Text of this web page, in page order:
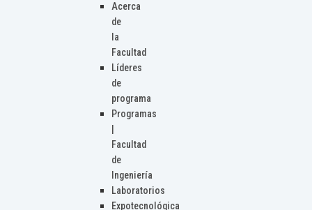
Acerca
de
la
Facultad
Líderes
de
programa
Programas
Facultad
de
Ingeniería
Laboratorios
Expotecnológica